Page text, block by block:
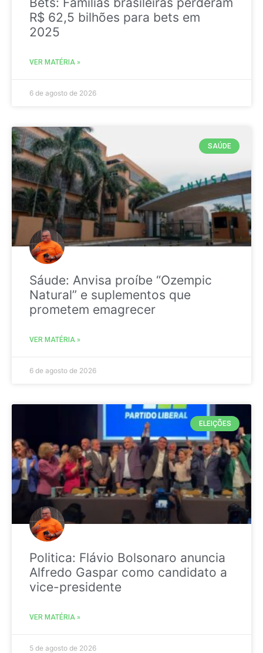
R$ 62,5 bilhões para bets em
2025
VER MATÉRIA »
6 de agosto de 2026
SAÚDE
Sáude: Anvisa proíbe “Ozempic
Natural” e suplementos que
prometem emagrecer
VER MATÉRIA »
6 de agosto de 2026
ELEIÇÕES
Politica: Flávio Bolsonaro anuncia
Alfredo Gaspar como candidato a
vice-presidente
VER MATÉRIA »
5 de agosto de 2026